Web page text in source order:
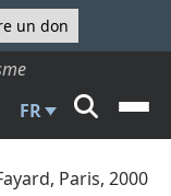
un don
FR
Paris, 2000